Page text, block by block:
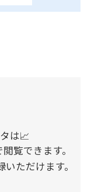
は📈
閲覧できます。
ただけます。